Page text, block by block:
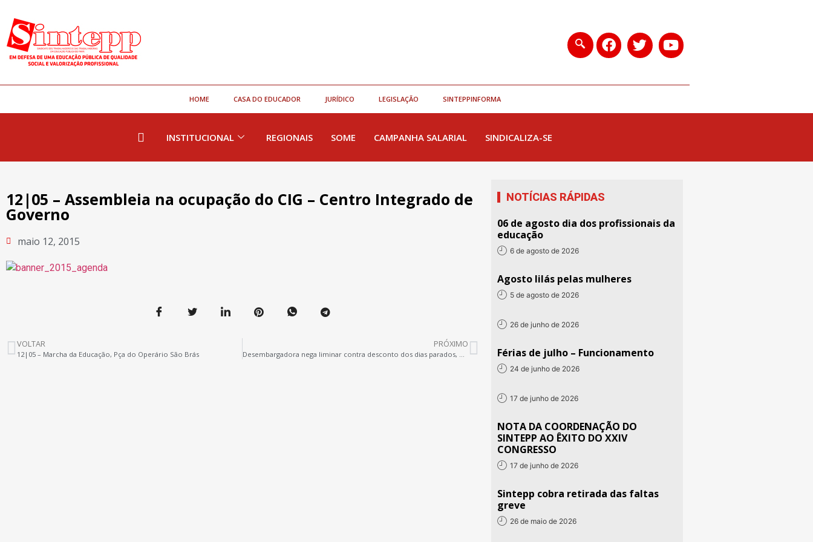
HOME CASA DO EDUCADOR JURÍDICO LEGISLAÇÃO SINTEPPINFORMA
INSTITUCIONAL REGIONAIS SOME CAMPANHA SALARIAL SINDICALIZA-SE
12|05 – Assembleia na ocupação do CIG – Centro Integrado de
Governo
maio 12, 2015
VOLTAR
12|05 – Marcha da Educação, Pça do Operário São Brás
PRÓXIMO
Desembargadora nega liminar contra desconto dos dias parados, Sintepp recorre
NOTÍCIAS RÁPIDAS
06 de agosto dia dos profissionais da
educação
6 de agosto de 2026
Agosto lilás pelas mulheres
5 de agosto de 2026
26 de junho de 2026
Férias de julho – Funcionamento
24 de junho de 2026
17 de junho de 2026
NOTA DA COORDENAÇÃO DO
SINTEPP AO ÊXITO DO XXIV
CONGRESSO
17 de junho de 2026
Sintepp cobra retirada das faltas
greve
26 de maio de 2026